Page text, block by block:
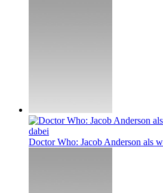
Doctor Who: Jacob Anderson als